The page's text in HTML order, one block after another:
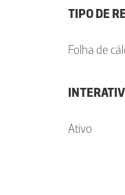
TIPO DE
Folha de
Ativo